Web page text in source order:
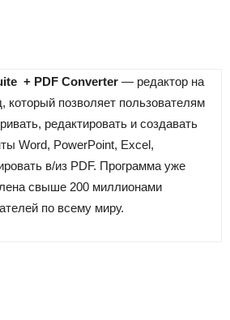
+ PDF Converter — редактор на
который позволяет пользователям
редактировать и создавать
Word, PowerPoint, Excel,
в/из PDF. Программа уже
свыше 200 миллионами
по всему миру.